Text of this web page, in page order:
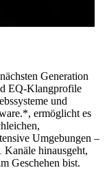
Generation
EQ-Klangprofile
und
ermöglicht es
Umgebungen –
hinausgeht,
Geschehen bist.